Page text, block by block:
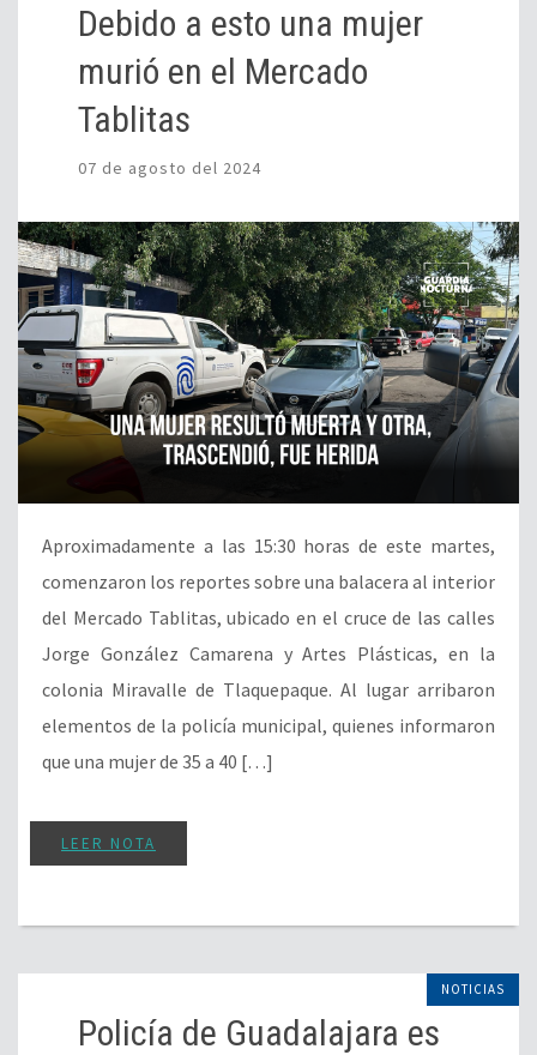
Debido a esto una mujer
murió en el Mercado
Tablitas
07 de agosto del 2024
Aproximadamente a las 15:30 horas de este martes,
comenzaron los reportes sobre una balacera al interior
del Mercado Tablitas, ubicado en el cruce de las calles
Jorge González Camarena y Artes Plásticas, en la
colonia Miravalle de Tlaquepaque. Al lugar arribaron
elementos de la policía municipal, quienes informaron
que una mujer de 35 a 40 […]
LEER NOTA
NOTICIAS
Policía de Guadalajara es